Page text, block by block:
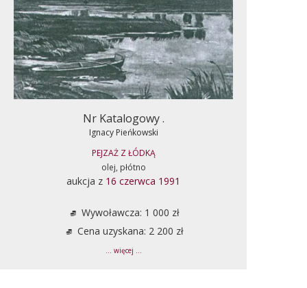
Nr Katalogowy .
Ignacy Pieńkowski
PEJZAŻ Z ŁÓDKĄ
olej, płótno
aukcja z 16 czerwca 1991
Wywoławcza: 1 000 zł
Cena uzyskana: 2 200 zł
... więcej ...